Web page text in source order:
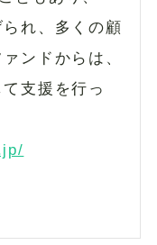
れ、多くの顧
ンドからは、
支援を行っ